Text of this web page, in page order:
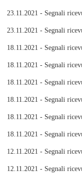
23.11.2021 - Segnali
23.11.2021 - Segnali
18.11.2021 - Segnali
18.11.2021 - Segnali
18.11.2021 - Segnali
18.11.2021 - Segnali
18.11.2021 - Segnali
18.11.2021 - Segnali
12.11.2021 - Segnali
12.11.2021 - Segnali